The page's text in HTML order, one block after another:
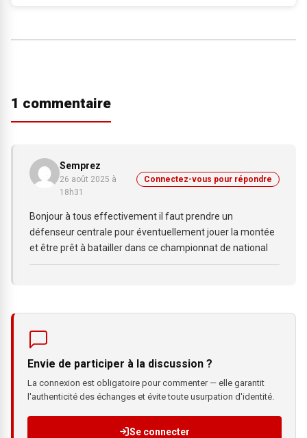
1 commentaire
Semprez
26 août 2025 à
18h31
Connectez-vous pour répondre
Bonjour à tous effectivement il faut prendre un
défenseur centrale pour éventuellement jouer la montée
et être prêt à batailler dans ce championnat de national
Envie de participer à la discussion ?
La connexion est obligatoire pour commenter — elle garantit
l'authenticité des échanges et évite toute usurpation d'identité.
Se connecter